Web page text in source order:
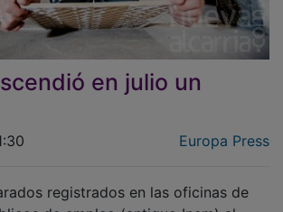
en julio un
de empleo (antiguo Inem) al